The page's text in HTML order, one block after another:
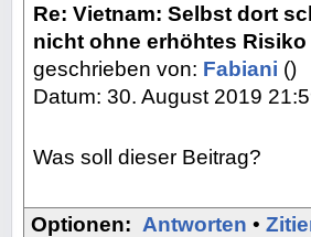
Re: Vietnam: Selbst dort
nicht ohne erhöhtes
geschrieben von: Fabiani ()
Datum: 30. August 2019
Was soll dieser Beitrag?
Optionen: Antworten •